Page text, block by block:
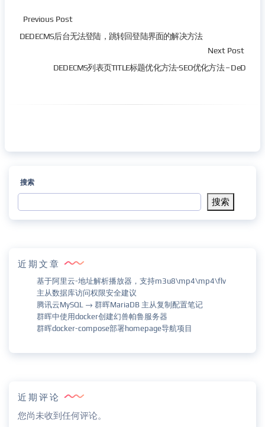
Previous Post
DEDECMS后台无法登陆，跳转回登陆界面的解决方法
Next Post
DEDECMS列表页TITLE标题优化方法-SEO优化方法 – DeD
搜索
搜索
近期文章
基于阿里云-地址解析播放器，支持m3u8\mp4\mp4\flv
主从数据库访问权限安全建议
腾讯云MySQL → 群晖MariaDB 主从复制配置笔记
群晖中使用docker创建幻兽帕鲁服务器
群晖docker-compose部署homepage导航项目
近期评论
您尚未收到任何评论。